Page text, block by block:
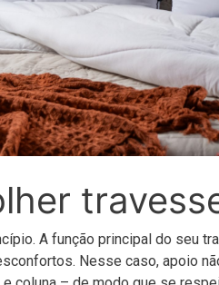
A função principal do seu
Nesse caso, apoio